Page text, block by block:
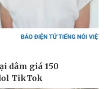
Công nghệ